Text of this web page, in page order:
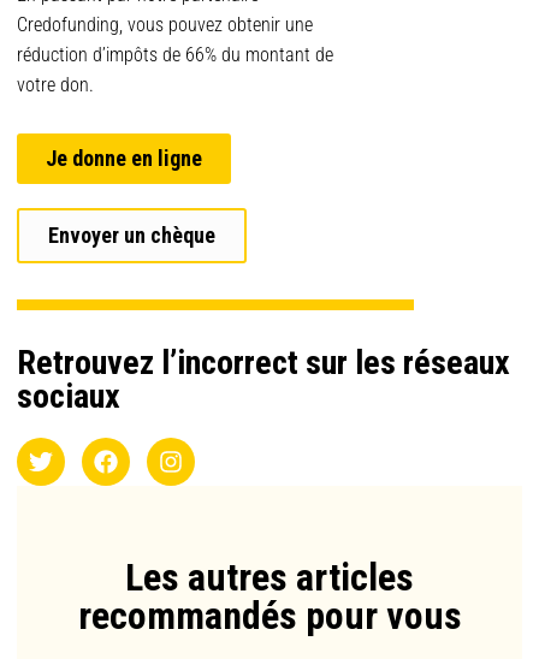
Credofunding, vous pouvez obtenir une
réduction d’impôts de 66% du montant de
votre don.
Je donne en ligne
Envoyer un chèque
Retrouvez l’incorrect sur les réseaux
sociaux
Les autres articles
recommandés pour vous​